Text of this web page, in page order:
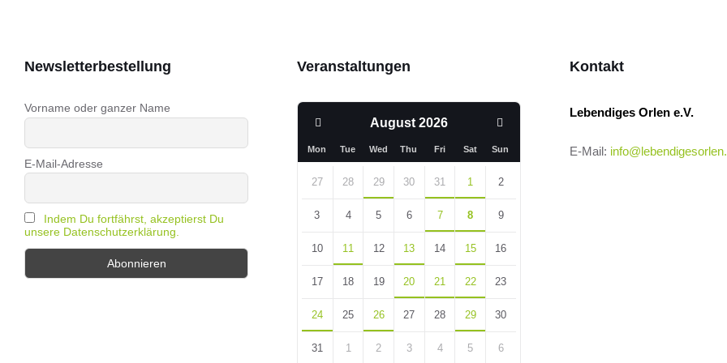
Newsletterbestellung
Vorname oder ganzer Name
E-Mail-Adresse
Indem Du fortfährst, akzeptierst Du
unsere Datenschutzerklärung.
Veranstaltungen
August 2026
Previous
Month
Month
Mon Tue Wed Thu Fri Sat Sun
calendar
27 28 29 30 31 1 2
3 4 5 6 7 8 9
10 11 12 13 14 15 16
17 18 19 20 21 22 23
24 25 26 27 28 29 30
31 1 2 3 4 5 6
Kontakt
Lebendiges Orlen e.V.
E-Mail: